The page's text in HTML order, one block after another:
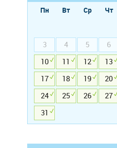
Пн Вт Ср Чт
3
4 5 6
10
11 12 13
17
18 19 20
24
25 26 27
31